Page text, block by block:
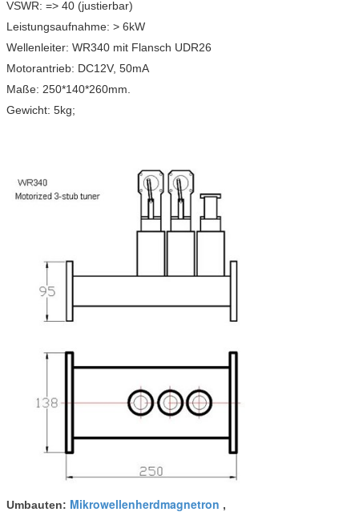
VSWR: => 40 (justierbar)
Leistungsaufnahme: > 6kW
Wellenleiter: WR340 mit Flansch UDR26
Motorantrieb: DC12V, 50mA
Maße: 250*140*260mm.
Gewicht: 5kg;
Umbauten: Mikrowellenherdmagnetron ,